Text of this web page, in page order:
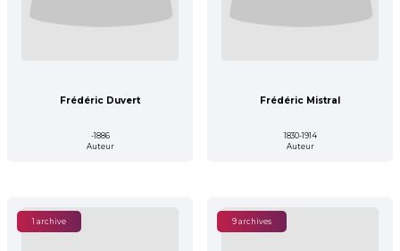
Frédéric Duvert
-1886
Auteur
Frédéric Mistral
1830-1914
Auteur
1 archive 9 archives